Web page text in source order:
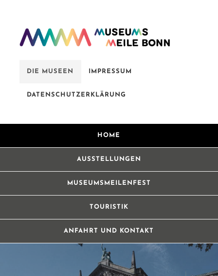
DIE MUSEEN IMPRESSUM
DATENSCHUTZERKLÄRUNG
HOME
AUSSTELLUNGEN
MUSEUMSMEILENFEST
TOURISTIK
ANFAHRT UND KONTAKT